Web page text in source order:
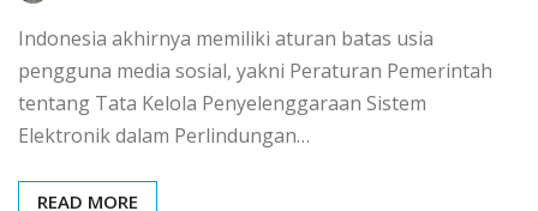
Indonesia akhirnya memiliki aturan batas usia
pengguna media sosial, yakni Peraturan Pemerintah
tentang Tata Kelola Penyelenggaraan Sistem
Elektronik dalam Perlindungan…
READ MORE